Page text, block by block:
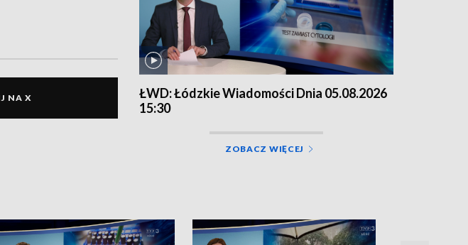
NA X
ŁWD: Łódzkie Wiadomości Dnia 05.08.2026
15:30
ZOBACZ WIĘCEJ